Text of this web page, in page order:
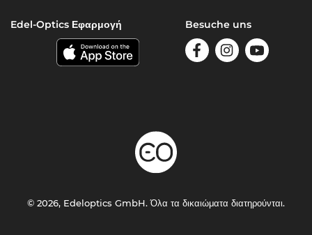
Edel-Optics Εφαρμογή Besuche uns
© 2026, Edeloptics GmbH. Όλα τα δικαιώματα διατηρούνται.